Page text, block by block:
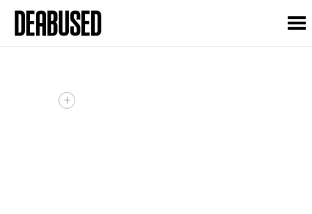
Toggle Menu